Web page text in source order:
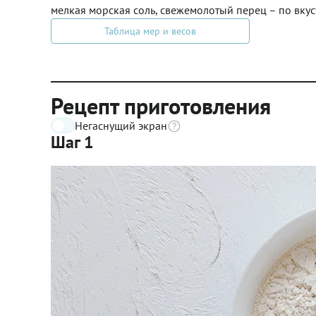
мелкая морская соль, свежемолотый перец – по
Таблица мер и весов
Рецепт приготовления
Негаснущий экран
Шаг 1